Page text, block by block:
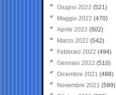
Giugno 2022 (521)
Maggio 2022 (470)
Aprile 2022 (502)
Marzo 2022 (542)
Febbraio 2022 (494)
Gennaio 2022 (510)
Dicembre 2021 (488)
Novembre 2021 (599)